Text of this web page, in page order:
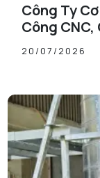
Công Ty
Công CNC,
Giá Tốt
20/07/2026